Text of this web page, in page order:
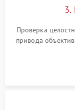
3.
Проверка
привода
питания и
затвора и